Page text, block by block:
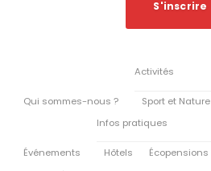
Qui sommes-nous ?
Activités
Sport et Nature
Événements
Infos pratiques
Hôtels Écopensions